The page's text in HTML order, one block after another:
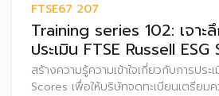
FTSE67 207
Training series 102: เจาะ
ประเมิน FTSE Russell
สร้างความรู้ความเข้าใจเกี่ยวกับการประ
Scores เพื่อให้บริษัทจดทะเบียนเตรียม